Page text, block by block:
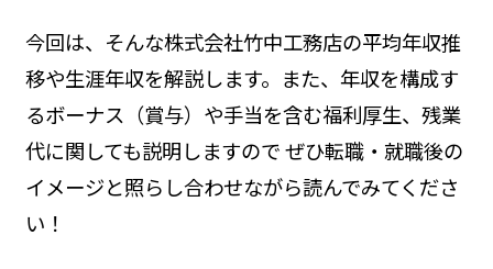
今回は、そんな株式会社竹中工務店の平均年収推
移や生涯年収を解説します。また、年収を構成す
るボーナス（賞与）や手当を含む福利厚生、残業
代に関しても説明しますので ぜひ転職・就職後の
イメージと照らし合わせながら読んでみてくださ
い！